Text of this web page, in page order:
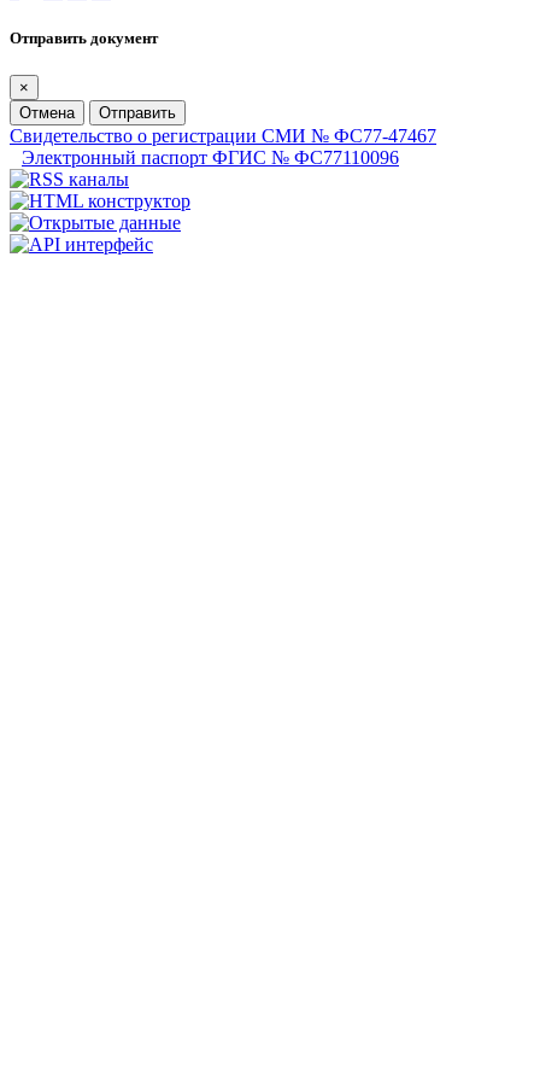
Отправить документ
×
Отмена
Отправить
Свидетельство о регистрации СМИ № ФС77-47467
Электронный паспорт ФГИС № ФС77110096